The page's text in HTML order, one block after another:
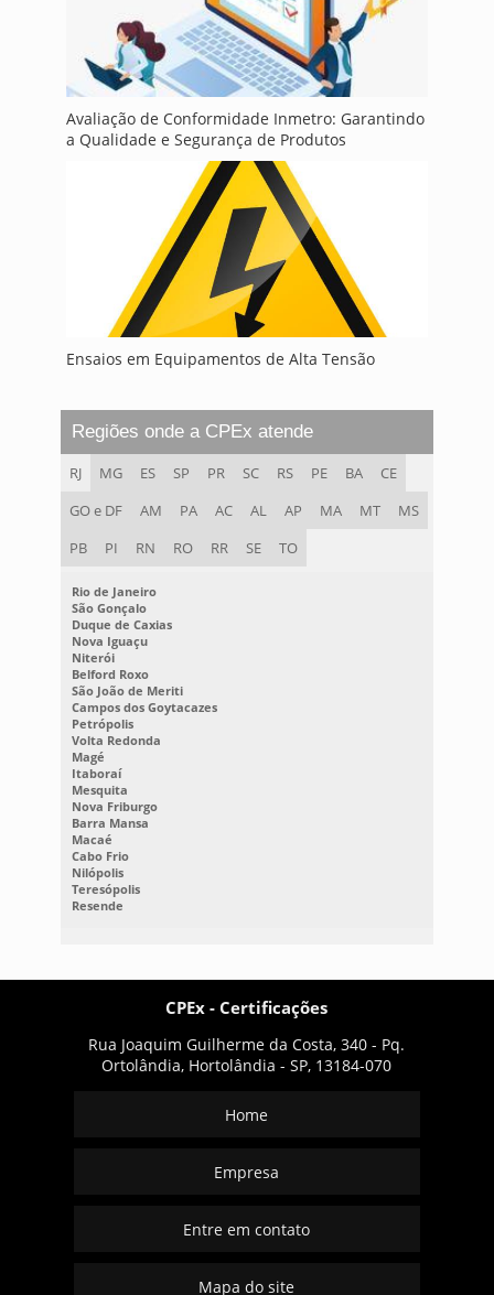
Avaliação de Conformidade Inmetro: Garantindo
a Qualidade e Segurança de Produtos
Ensaios em Equipamentos de Alta Tensão
Regiões onde a CPEx atende
RJ MG ES SP PR SC RS PE BA
CE
GO e DF
AM PA AC AL AP MA MT
MS
PB
PI RN RO RR SE TO
Rio de Janeiro
São Gonçalo
Duque de Caxias
Nova Iguaçu
Niterói
Belford Roxo
São João de Meriti
Campos dos Goytacazes
Petrópolis
Volta Redonda
Magé
Itaboraí
Mesquita
Nova Friburgo
Barra Mansa
Macaé
Cabo Frio
Nilópolis
Teresópolis
Resende
CPEx - Certificações
Rua Joaquim Guilherme da Costa, 340 - Pq.
Ortolândia, Hortolândia - SP, 13184-070
Home
Empresa
Entre em contato
Mapa do site